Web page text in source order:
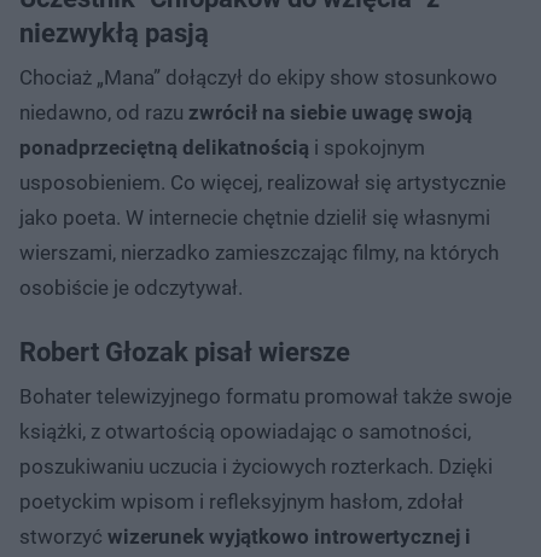
niezwykłą pasją
Chociaż „Mana” dołączył do ekipy show stosunkowo
niedawno, od razu zwrócił na siebie uwagę swoją
ponadprzeciętną delikatnością i spokojnym
usposobieniem. Co więcej, realizował się artystycznie
jako poeta. W internecie chętnie dzielił się własnymi
wierszami, nierzadko zamieszczając filmy, na których
osobiście je odczytywał.
Robert Głozak pisał wiersze
Bohater telewizyjnego formatu promował także swoje
książki, z otwartością opowiadając o samotności,
poszukiwaniu uczucia i życiowych rozterkach. Dzięki
poetyckim wpisom i refleksyjnym hasłom, zdołał
stworzyć wizerunek wyjątkowo introwertycznej i